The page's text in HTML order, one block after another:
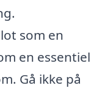
som en
en essentiel
Gå ikke på